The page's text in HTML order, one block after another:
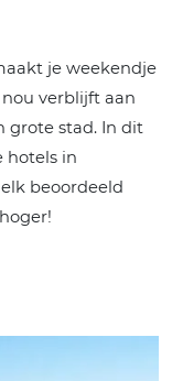
je weekendje
verblijft aan
grote stad. In dit
hotels in
beoordeeld